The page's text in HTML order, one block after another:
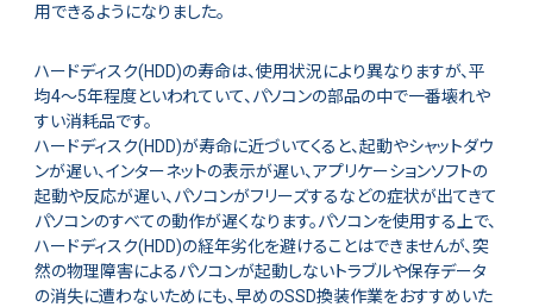
用できるようになりました。
ハードディスク(HDD)の寿命は、使用状況により異なりますが、平
均4～5年程度といわれていて、パソコンの部品の中で一番壊れや
すい消耗品です。
ハードディスク(HDD)が寿命に近づいてくると、起動やシャットダウ
ンが遅い、インターネットの表示が遅い、アプリケーションソフトの
起動や反応が遅い、パソコンがフリーズするなどの症状が出てきて
パソコンのすべての動作が遅くなります。パソコンを使用する上で、
ハードディスク(HDD)の経年劣化を避けることはできませんが、突
然の物理障害によるパソコンが起動しないトラブルや保存データ
の消失に遭わないためにも、早めのSSD換装作業をおすすめいた